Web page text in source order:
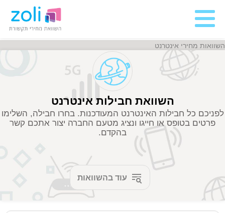
השוואות מחירי אינטרנט
השוואת חבילות אינטרנט
לפניכם כל חבילות האינטרנט המעודכנות. בחרו חבילה, השלימו
פרטים בטופס או חייגו ונציג מטעם החברה יצור אתכם קשר
בהקדם.
עוד בהשוואות